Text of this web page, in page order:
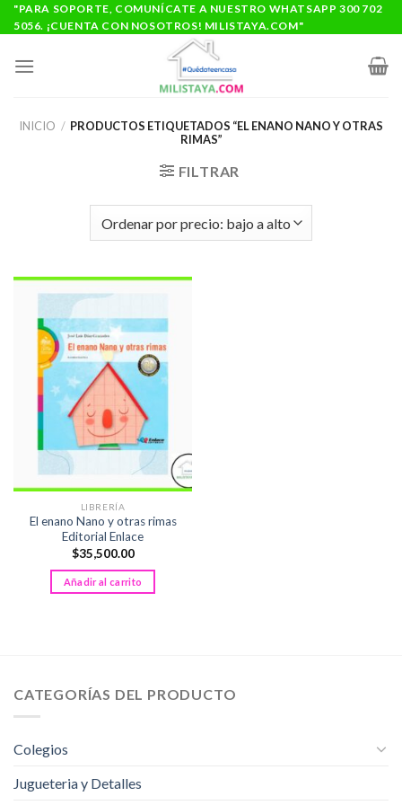
Saltar
al
"PARA SOPORTE, COMUNÍCATE A NUESTRO WHATSAPP 300 702
5056. ¡CUENTA CON NOSOTROS! MILISTAYA.COM"
INICIO / PRODUCTOS ETIQUETADOS “EL ENANO NANO Y OTRAS
RIMAS”
FILTRAR
LIBRERÍA
El enano Nano y otras rimas
Editorial Enlace
$35,500.00
Añadir al carrito
CATEGORÍAS DEL PRODUCTO
Colegios
Jugueteria y Detalles